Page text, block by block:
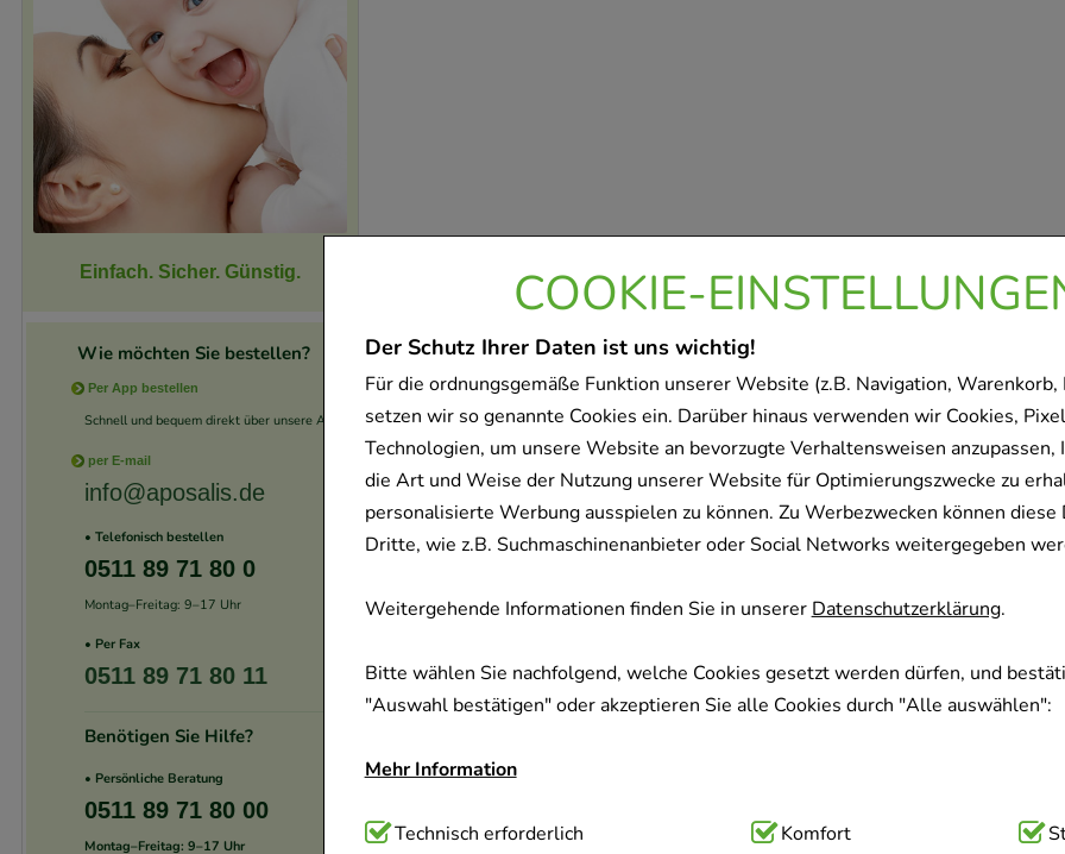
COOKIE-
Der Schutz Ihrer Daten ist uns wichtig!
Für die ordnungsgemäße Funktion unserer Website (z.B. Navigation, Warenkorb,
setzen wir so genannte Cookies ein. Darüber hinaus verwenden wir Cookies,
Technologien, um unsere Website an bevorzugte Verhaltensweisen anzupassen,
die Art und Weise der Nutzung unserer Website für Optimierungszwecke zu
personalisierte Werbung ausspielen zu können. Zu Werbezwecken können diese
Dritte, wie z.B. Suchmaschinenanbieter oder Social Networks weitergegeben
Weitergehende Informationen finden Sie in unsererDatenschutzerklärung.
Bitte wählen Sie nachfolgend, welche Cookies gesetzt werden dürfen, und
"Auswahl bestätigen" oder akzeptieren Sie alle Cookies durch "Alle auswählen":
Mehr Information
Technisch Notwendig:Hierbei handelt es sich um Cookies, die für die
Technisch erforderlich Komfort
Einfach. Sicher. Günstig.
Wie möchten Sie bestellen?
Per App bestellen
Schnell und bequem direkt über unsere App.
per E-mail
info@aposalis.de
• Telefonisch bestellen
0511 89 71 80 0
Montag–Freitag: 9–17 Uhr
• Per Fax
0511 89 71 80 11
Benötigen Sie Hilfe?
• Persönliche Beratung
0511 89 71 80 00
Montag–Freitag: 9–17 Uhr